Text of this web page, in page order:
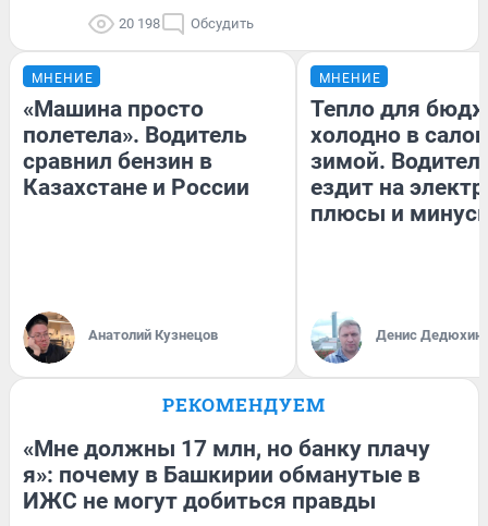
20 198 Обсудить
МНЕНИЕ
«Машина просто
полетела». Водитель
сравнил бензин в
Казахстане и России
Анатолий Кузнецов
МНЕНИЕ
Тепло для
холодно в
зимой.
ездит на
плюсы и
Денис Дедюхин
РЕКОМЕНДУЕМ
«Мне должны 17 млн, но банку плачу
я»: почему в Башкирии обманутые в
ИЖС не могут добиться правды